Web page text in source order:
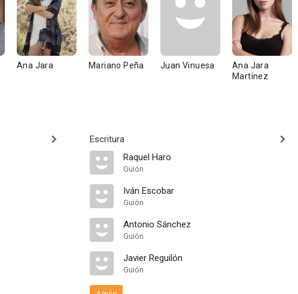
Ana Jara Mariano Peña Juan Vinuesa
Ana Jara
Martínez
Escritura
Raquel Haro
Guión
Iván Escobar
Guión
Antonio Sánchez
Guión
Javier Reguilón
Guión